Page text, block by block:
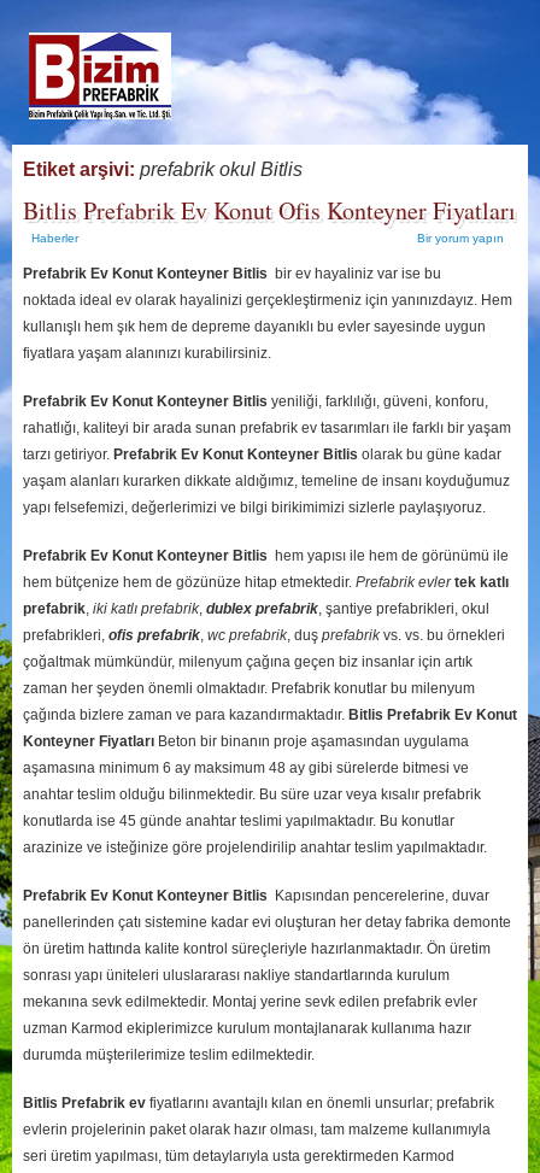
Etiket arşivi: prefabrik okul Bitlis
Bitlis Prefabrik Ev Konut Ofis Konteyner Fiyatları
Haberler Bir yorum yapın
Prefabrik Ev Konut Konteyner Bitlis bir ev hayaliniz var ise bu
noktada ideal ev olarak hayalinizi gerçekleştirmeniz için yanınızdayız. Hem
kullanışlı hem şık hem de depreme dayanıklı bu evler sayesinde uygun
fiyatlara yaşam alanınızı kurabilirsiniz.
Prefabrik Ev Konut Konteyner Bitlis yeniliği, farklılığı, güveni, konforu,
rahatlığı, kaliteyi bir arada sunan prefabrik ev tasarımları ile farklı bir yaşam
tarzı getiriyor. Prefabrik Ev Konut Konteyner Bitlis olarak bu güne kadar
yaşam alanları kurarken dikkate aldığımız, temeline de insanı koyduğumuz
yapı felsefemizi, değerlerimizi ve bilgi birikimimizi sizlerle paylaşıyoruz.
Prefabrik Ev Konut Konteyner Bitlis hem yapısı ile hem de görünümü ile
hem bütçenize hem de gözünüze hitap etmektedir. Prefabrik evler tek katlı
prefabrik, iki katlı prefabrik, dublex prefabrik, şantiye prefabrikleri, okul
prefabrikleri, ofis prefabrik, wc prefabrik, duş prefabrikvs. vs. bu örnekleri
çoğaltmak mümkündür, milenyum çağına geçen biz insanlar için artık
zaman her şeyden önemli olmaktadır. Prefabrik konutlar bu milenyum
çağında bizlere zaman ve para kazandırmaktadır. Bitlis Prefabrik Ev Konut
Konteyner Fiyatları Beton bir binanın proje aşamasından uygulama
aşamasına minimum 6 ay maksimum 48 ay gibi sürelerde bitmesi ve
anahtar teslim olduğu bilinmektedir. Bu süre uzar veya kısalır prefabrik
konutlarda ise 45 günde anahtar teslimi yapılmaktadır. Bu konutlar
arazinize ve isteğinize göre projelendirilip anahtar teslim yapılmaktadır.
Prefabrik Ev Konut Konteyner Bitlis Kapısından pencerelerine, duvar
panellerinden çatı sistemine kadar evi oluşturan her detay fabrika demonte
ön üretim hattında kalite kontrol süreçleriyle hazırlanmaktadır. Ön üretim
sonrası yapı üniteleri uluslararası nakliye standartlarında kurulum
mekanına sevk edilmektedir. Montaj yerine sevk edilen prefabrik evler
uzman Karmod ekiplerimizce kurulum montajlanarak kullanıma hazır
durumda müşterilerimize teslim edilmektedir.
Bitlis Prefabrik evfiyatlarını avantajlı kılan en önemli unsurlar; prefabrik
evlerin projelerinin paket olarak hazır olması, tam malzeme kullanımıyla
seri üretim yapılması, tüm detaylarıyla usta gerektirmeden Karmod